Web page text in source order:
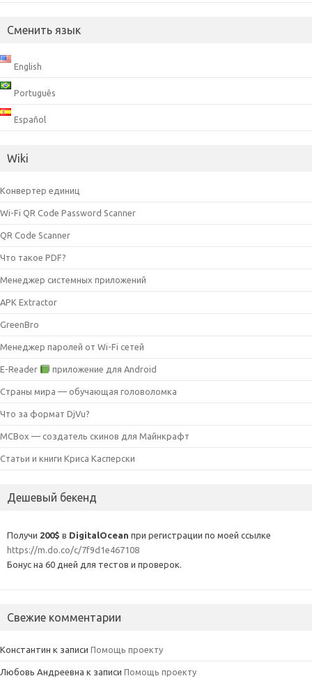
Сменить язык
English
Português
Español
Wiki
Конвертер единиц
Wi-Fi QR Code Password Scanner
QR Code Scanner
Что такое PDF?
Менеджер системных приложений
APK Extractor
GreenBro
Менеджер паролей от Wi-Fi сетей
E-Reader приложение для Android
Страны мира — обучающая головоломка
Что за формат DjVu?
MCBox — создатель скинов для Майнкрафт
Статьи и книги Криса Касперски
Дешевый бекенд
Получи 200$ в DigitalOcean при регистрации по моей ссылке
https://m.do.co/c/7f9d1e467108
Бонус на 60 дней для тестов и проверок.
Свежие комментарии
Константин к записи Помощь проекту
Любовь Андреевна к записи Помощь проекту